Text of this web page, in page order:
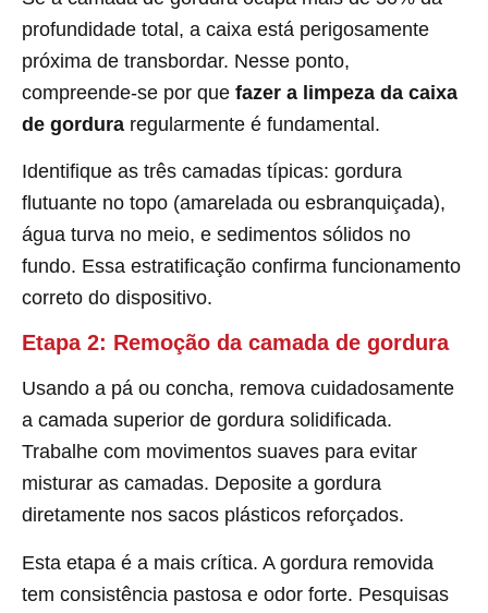
profundidade total, a caixa está perigosamente
próxima de transbordar. Nesse ponto,
compreende-se por que fazer a limpeza da caixa
de gordura regularmente é fundamental.
Identifique as três camadas típicas: gordura
flutuante no topo (amarelada ou esbranquiçada),
água turva no meio, e sedimentos sólidos no
fundo. Essa estratificação confirma funcionamento
correto do dispositivo.
Etapa 2: Remoção da camada de gordura
Usando a pá ou concha, remova cuidadosamente
a camada superior de gordura solidificada.
Trabalhe com movimentos suaves para evitar
misturar as camadas. Deposite a gordura
diretamente nos sacos plásticos reforçados.
Esta etapa é a mais crítica. A gordura removida
tem consistência pastosa e odor forte. Pesquisas